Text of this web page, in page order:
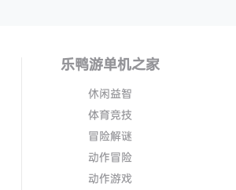
乐鸭游单机之家
休闲益智
体育竞技
冒险解谜
动作冒险
动作游戏